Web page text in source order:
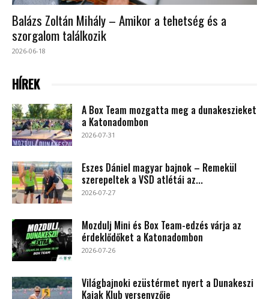
Balázs Zoltán Mihály – Amikor a tehetség és a
szorgalom találkozik
2026-06-18
HÍREK
A Box Team mozgatta meg a dunakeszieket
a Katonadombon
2026-07-31
Eszes Dániel magyar bajnok – Remekül
szerepeltek a VSD atlétái az...
2026-07-27
Mozdulj Mini és Box Team-edzés várja az
érdeklődőket a Katonadombon
2026-07-26
Világbajnoki ezüstérmet nyert a Dunakeszi
Kajak Klub versenyzője